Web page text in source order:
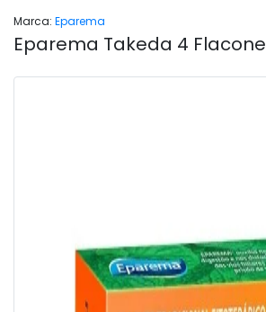
Marca: Eparema
Eparema Takeda 4